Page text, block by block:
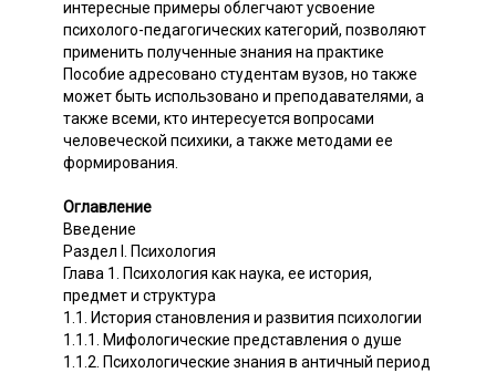
интересные примеры облегчают усвоение
психолого-педагогических категорий, позволяют
применить полученные знания на практике
Пособие адресовано студентам вузов, но также
может быть использовано и преподавателями, а
также всеми, кто интересуется вопросами
человеческой психики, а также методами ее
формирования.
Оглавление
Введение
Раздел I. Психология
Глава 1. Психология как наука, ее история,
предмет и структура
1.1. История становления и развития психологии
1.1.1. Мифологические представления о душе
1.1.2. Психологические знания в античный период